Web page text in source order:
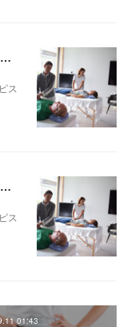
5/26（月）＆6/25（水）【東京】腸心セラピスト養成コース《２日間コース》開講決定
ス
4/29（火）＆5/29（木）【鹿児島】腸心セラピスト養成コース《２日間コース》開講決定
ス
01:43